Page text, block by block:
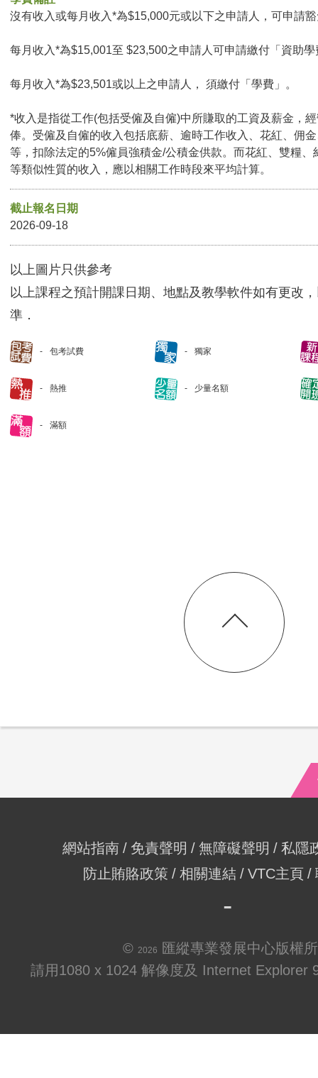
沒有收入或每月收入*為$15,000元或以下之申請人，可申請
每月收入*為$15,001至 $23,500之申請人可申請繳付「資助學
每月收入*為$23,501或以上之申請人， 須繳付「學費」。
*收入是指從工作(包括受僱及自僱)中所賺取的工資及薪金，
俸。受僱及自僱的收入包括底薪、逾時工作收入、花紅、佣
等，扣除法定的5%僱員強積金/公積金供款。而花紅、雙糧、
等類似性質的收入，應以相關工作時段來平均計算。
截止報名日期
2026-09-18
以上圖片只供參考
以上課程之預計開課日期、地點及教學軟件如有更改
準．
包考試費 獨家
熱推 少量名額
滿額
網站指南 免責聲明 無障礙聲明
私隱
防止賄賂政策
相關連結 VTC主頁
© 2026
匯縱專業發展中心版權
請用1080 x 1024 解像度及 Internet Explorer